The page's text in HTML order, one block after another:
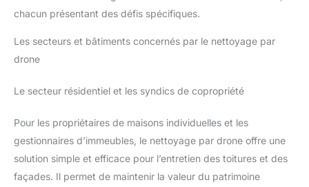
chacun présentant des défis spécifiques.
Les secteurs et bâtiments concernés par le nettoyage par
drone
Le secteur résidentiel et les syndics de copropriété
Pour les propriétaires de maisons individuelles et les
gestionnaires d’immeubles, le nettoyage par drone offre une
solution simple et efficace pour l’entretien des toitures et des
façades. Il permet de maintenir la valeur du patrimoine